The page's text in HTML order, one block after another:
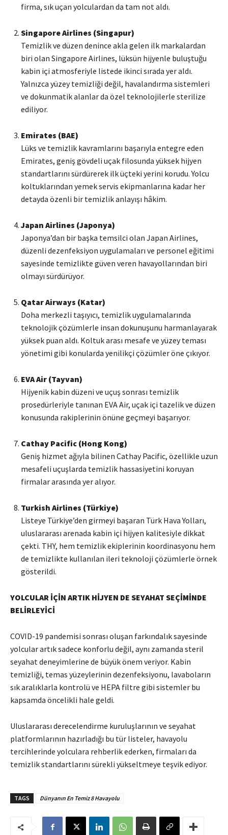
firma, sık uçan yolculardan da tam not aldı.
Singapore Airlines (Singapur)
Temizlik ve düzen denince akla gelen ilk markalardan
biri olan Singapore Airlines, lüksün hijyenle buluştuğu
kabin içi atmosferiyle listede ikinci sırada yer aldı.
Yalnızca yüzey temizliği değil, havalandırma sistemleri
ve dokunmatik alanlar da özel teknolojilerle sterilize
ediliyor.
Emirates (BAE)
Lüks ve temizlik kavramlarını başarıyla entegre eden
Emirates, geniş gövdeli uçak filosunda yüksek hijyen
standartlarını sürdürerek ilk üçteki yerini korudu. Yolcu
koltuklarından yemek servis ekipmanlarına kadar her
detayda özenli bir temizlik anlayışı hâkim.
Japan Airlines (Japonya)
Japonya’dan bir başka temsilci olan Japan Airlines,
düzenli dezenfeksiyon uygulamaları ve personel eğitimi
sayesinde temizlikte güven veren havayollarından biri
olmayı sürdürüyor.
Qatar Airways (Katar)
Doha merkezli taşıyıcı, temizlik uygulamalarında
teknolojik çözümlerle insan dokunuşunu harmanlayarak
yüksek puan aldı. Koltuk arası mesafe ve yüzey teması
yönetimi gibi konularda yenilikçi çözümler öne çıkıyor.
EVA Air (Tayvan)
Hijyenik kabin düzeni ve uçuş sonrası temizlik
prosedürleriyle tanınan EVA Air, uçak içi tazelik ve düzen
konusunda rakiplerinin önüne geçmeyi başarıyor.
Cathay Pacific (Hong Kong)
Geniş hizmet ağıyla bilinen Cathay Pacific, özellikle uzun
mesafeli uçuşlarda temizlik hassasiyetini koruyan
firmalar arasında yer alıyor.
Turkish Airlines (Türkiye)
Listeye Türkiye’den girmeyi başaran Türk Hava Yolları,
uluslararası arenada kabin içi hijyen kalitesiyle dikkat
çekti. THY, hem temizlik ekiplerinin koordinasyonu hem
de temizlikte kullanılan ileri teknoloji çözümlerle örnek
gösterildi.
YOLCULAR İÇİN ARTIK HİJYEN DE SEYAHAT SEÇİMİNDE
BELİRLEYİCİ
COVID-19 pandemisi sonrası oluşan farkındalık sayesinde
yolcular artık sadece konforlu değil, aynı zamanda steril
seyahat deneyimlerine de büyük önem veriyor. Kabin
temizliği, temas yüzeylerinin dezenfeksiyonu, lavaboların
sık aralıklarla kontrolü ve HEPA filtre gibi sistemler bu
kapsamda öncelikli hale geldi.
Uluslararası derecelendirme kuruluşlarının ve seyahat
platformlarının hazırladığı bu tür listeler, havayolu
tercihlerinde yolculara rehberlik ederken, firmaları da
temizlik standartlarını sürekli yükseltmeye teşvik ediyor.
TAGS Dünyanın En Temiz 8 Havayolu